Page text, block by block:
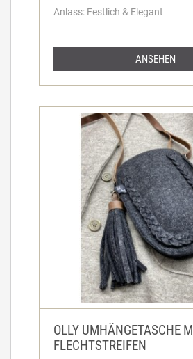
Anlass: Festlich & Elegant
ANSEHEN
OLLY UMHÄNGETASCHE
FLECHTSTREIFEN